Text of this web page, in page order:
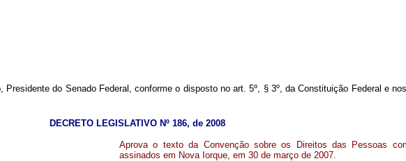
do Senado Federal, conforme o disposto no art. 5º, § 3º, da Constituição Federal e
DECRETO LEGISLATIVO Nº 186, de 2008
Aprova o texto da Convenção sobre os Direitos das Pessoas
assinados em Nova Iorque, em 30 de março de 2007.